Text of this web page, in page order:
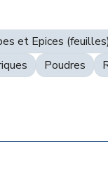
et Epices (feuilles)
Poudres